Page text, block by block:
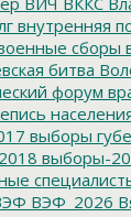
внутренняя
сборы
битва
форум
выборы
выборы-
ВЭФ_2026